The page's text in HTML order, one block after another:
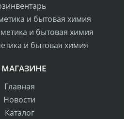
и бытовая химия
и бытовая химия
и бытовая химия
Главная
Новости
Каталог